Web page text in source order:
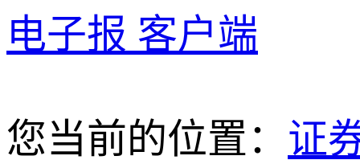
电子报 客户端
您当前的位置： 证